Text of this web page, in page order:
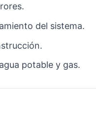
del sistema.
potable y gas.